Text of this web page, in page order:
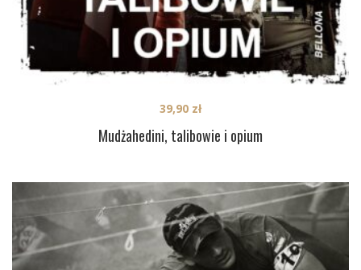
Mudżahedini, talibowie i opium
39,90 zł